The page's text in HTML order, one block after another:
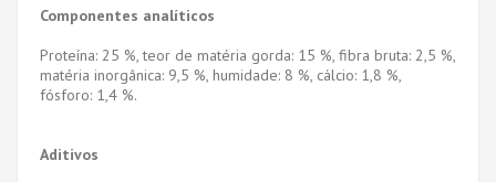
Componentes analíticos
Proteína: 25 %, teor de matéria gorda: 15 %, fibra bruta: 2,5 %,
matéria inorgânica: 9,5 %, humidade: 8 %, cálcio: 1,8 %,
fósforo: 1,4 %.
Aditivos